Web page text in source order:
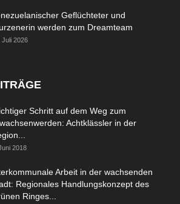
Geflüchteter und
werden zum Dreamteam
Juli 2026
Schritt auf dem Weg zum
Achtklässler in der
2018
Arbeit in der wachsenden
Regionales Handlungskonzept des
Ringes...